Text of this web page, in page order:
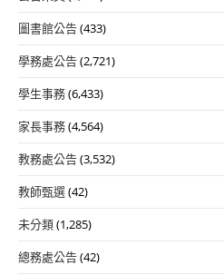
圖書館公告(433)
學務處公告(2,721)
學生事務(6,433)
家長事務(4,564)
教務處公告(3,532)
教師甄選(42)
未分類(1,285)
總務處公告(42)